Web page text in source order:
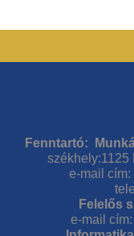
Fenntartó:
székhely:1125
e-mail cím:
Felelős
e-mail cím: